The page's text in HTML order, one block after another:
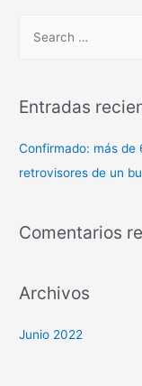
Entradas
Confirmado: más de
retrovisores de un
Comentarios
Archivos
Junio 2022